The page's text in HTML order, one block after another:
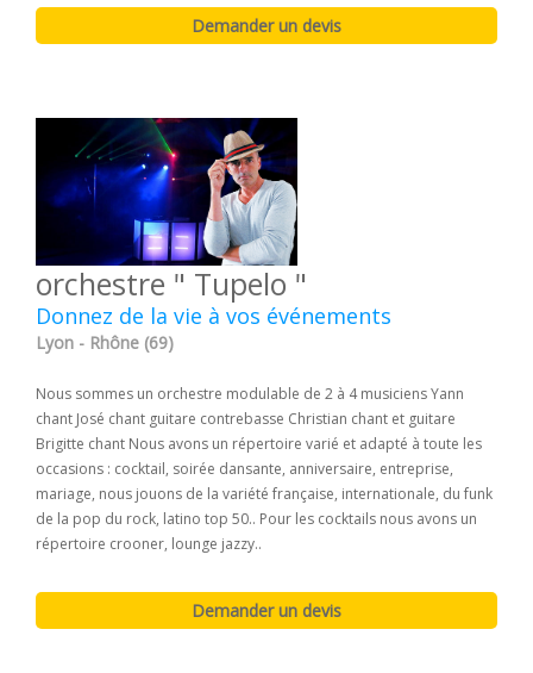
orchestre " Tupelo "
Donnez de la vie à vos événements
Lyon - Rhône (69)
Nous sommes un orchestre modulable de 2 à 4 musiciens Yann
chant José chant guitare contrebasse Christian chant et guitare
Brigitte chant Nous avons un répertoire varié et adapté à toute les
occasions : cocktail, soirée dansante, anniversaire, entreprise,
mariage, nous jouons de la variété française, internationale, du funk
de la pop du rock, latino top 50.. Pour les cocktails nous avons un
répertoire crooner, lounge jazzy..